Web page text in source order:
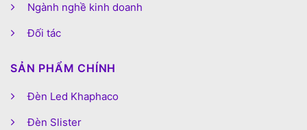
Ngành nghề kinh doanh
Đối tác
SẢN PHẨM CHÍNH
Đèn Led Khaphaco
Đèn Slister